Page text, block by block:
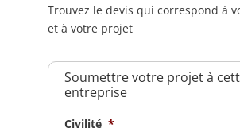
Trouvez le devis qui correspond à
et à votre projet
Soumettre votre projet à
entreprise
Civilité *